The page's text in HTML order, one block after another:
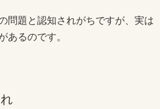
問題と認知されがちですが、実は
あるのです。